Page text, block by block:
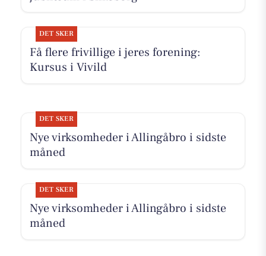
DET SKER
Få flere frivillige i jeres forening:
Kursus i Vivild
DET SKER
Nye virksomheder i Allingåbro i sidste
måned
DET SKER
Nye virksomheder i Allingåbro i sidste
måned